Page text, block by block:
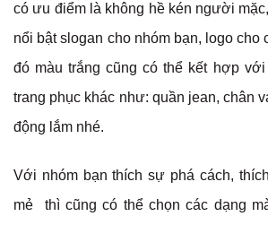
có ưu điểm là không hề kén người
nổi bật slogan cho nhóm bạn, logo cho
đó màu trắng cũng có thể kết hợp
trang phục khác như: quần jean, chân
động lắm nhé.
Với nhóm bạn thích sự phá cách,
mẻ thì cũng có thể chọn các dạng